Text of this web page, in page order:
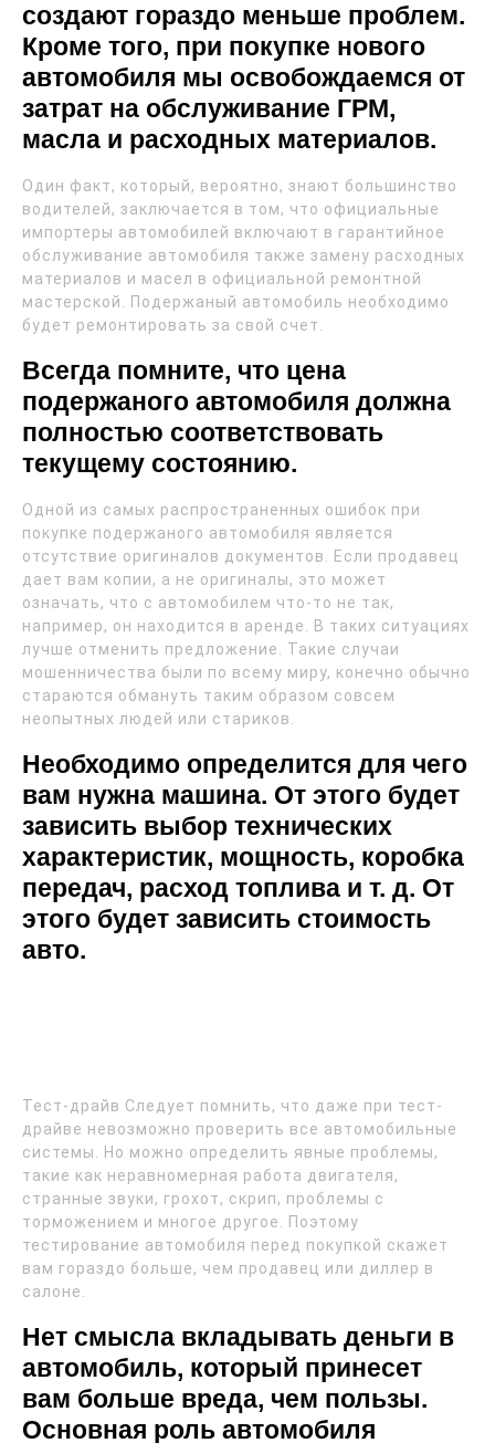
создают гораздо меньше проблем.
Кроме того, при покупке нового
автомобиля мы освобождаемся от
затрат на обслуживание ГРМ,
масла и расходных материалов.
Один факт, который, вероятно, знают большинство
водителей, заключается в том, что официальные
импортеры автомобилей включают в гарантийное
обслуживание автомобиля также замену расходных
материалов и масел в официальной ремонтной
мастерской. Подержаный автомобиль необходимо
будет ремонтировать за свой счет.
Всегда помните, что цена
подержаного автомобиля должна
полностью соответствовать
текущему состоянию.
Одной из самых распространенных ошибок при
покупке подержаного автомобиля является
отсутствие оригиналов документов. Если продавец
дает вам копии, а не оригиналы, это может
означать, что с автомобилем что-то не так,
например, он находится в аренде. В таких ситуациях
лучше отменить предложение. Такие случаи
мошенничества были по всему миру, конечно обычно
стараются обмануть таким образом совсем
неопытных людей или стариков.
Необходимо определится для чего
вам нужна машина. От этого будет
зависить выбор технических
характеристик, мощность, коробка
передач, расход топлива и т. д. От
этого будет зависить стоимость
авто.
Тест-драйв Следует помнить, что даже при тест-
драйве невозможно проверить все автомобильные
системы. Но можно определить явные проблемы,
такие как неравномерная работа двигателя,
странные звуки, грохот, скрип, проблемы с
торможением и многое другое. Поэтому
тестирование автомобиля перед покупкой скажет
вам гораздо больше, чем продавец или диллер в
салоне.
Нет смысла вкладывать деньги в
автомобиль, который принесет
вам больше вреда, чем пользы.
Основная роль автомобиля